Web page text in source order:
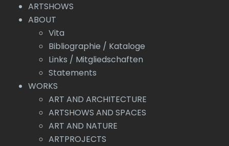
ARTSHOWS
ABOUT
Vita
Bibliographie / Kataloge
Links / Mitgliedschaften
Statements
WORKS
ART AND ARCHITECTURE
ARTSHOWS AND SPACES
ART AND NATURE
ARTPROJECTS